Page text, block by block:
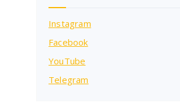
Instagram
Facebook
YouTube
Telegram